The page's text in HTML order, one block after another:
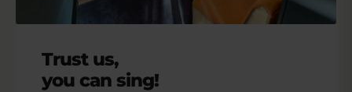
Trust us,
you can sing!